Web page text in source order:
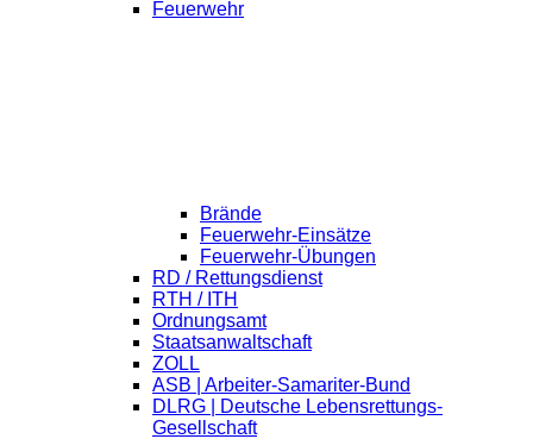
Feuerwehr
Brände
Feuerwehr-Einsätze
Feuerwehr-Übungen
RD / Rettungsdienst
RTH / ITH
Ordnungsamt
Staatsanwaltschaft
ZOLL
ASB | Arbeiter-Samariter-Bund
DLRG | Deutsche Lebensrettungs-
Gesellschaft